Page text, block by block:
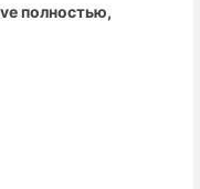
полностью,